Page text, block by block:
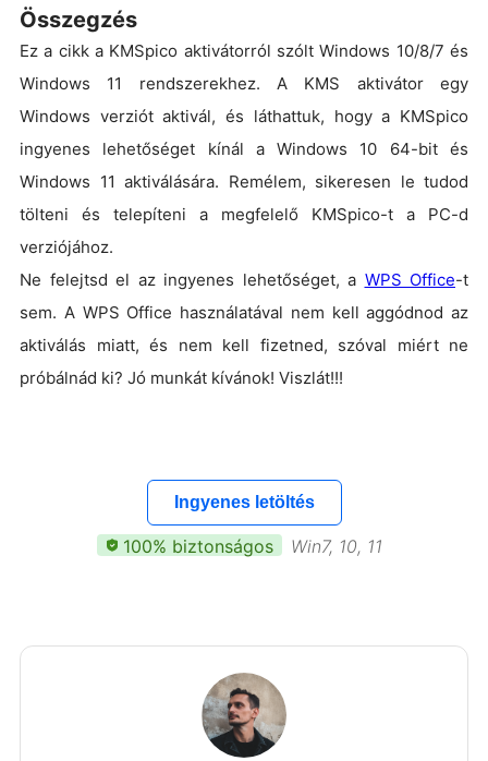
Összegzés
Ez a cikk a KMSpico aktivátorról szólt Windows 10/8/7 és
Windows 11 rendszerekhez. A KMS aktivátor egy
Windows verziót aktivál, és láthattuk, hogy a KMSpico
ingyenes lehetőséget kínál a Windows 10 64-bit és
Windows 11 aktiválására. Remélem, sikeresen le tudod
tölteni és telepíteni a megfelelő KMSpico-t a PC-d
verziójához.
Ne felejtsd el az ingyenes lehetőséget, a WPS Office-t
sem. A WPS Office használatával nem kell aggódnod az
aktiválás miatt, és nem kell fizetned, szóval miért ne
próbálnád ki? Jó munkát kívánok! Viszlát!!!
Ingyenes letöltés
100% biztonságos Win7, 10, 11